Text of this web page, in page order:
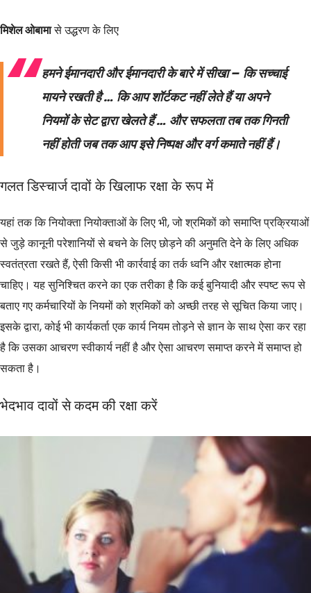
मिशेल ओबामासे उद्धरण के लिए
हमने ईमानदारी और ईमानदारी के बारे में सीखा – कि सच्चाई
मायने रखती है … कि आप शॉर्टकट नहीं लेते हैं या अपने
नियमों के सेट द्वारा खेलते हैं … और सफलता तब तक गिनती
नहीं होती जब तक आप इसे निष्पक्ष और वर्ग कमाते नहीं हैं।
गलत डिस्चार्ज दावों के खिलाफ रक्षा के रूप में
यहां तक कि नियोक्ता नियोक्ताओं के लिए भी, जो श्रमिकों को समाप्ति प्रक्रियाओं
से जुड़े कानूनी परेशानियों से बचने के लिए छोड़ने की अनुमति देने के लिए अधिक
स्वतंत्रता रखते हैं, ऐसी किसी भी कार्रवाई का तर्क ध्वनि और रक्षात्मक होना
चाहिए। यह सुनिश्चित करने का एक तरीका है कि कई बुनियादी और स्पष्ट रूप से
बताए गए कर्मचारियों के नियमों को श्रमिकों को अच्छी तरह से सूचित किया जाए।
इसके द्वारा, कोई भी कार्यकर्ता एक कार्य नियम तोड़ने से ज्ञान के साथ ऐसा कर रहा
है कि उसका आचरण स्वीकार्य नहीं है और ऐसा आचरण समाप्त करने में समाप्त हो
सकता है।
भेदभाव दावों से कदम की रक्षा करें